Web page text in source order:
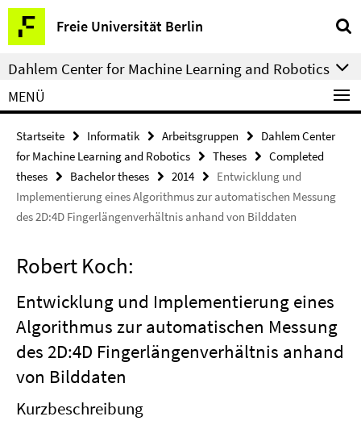
Springe
direkt
zu
Inhalt
Freie Universität Berlin
Service-
Navigation
Dahlem Center for Machine Learning and Robotics
MENÜ
Startseite Informatik Arbeitsgruppen
Dahlem Center
for Machine Learning and Robotics
Theses
Completed
theses
Bachelor theses 2014
Entwicklung und
Implementierung eines Algorithmus zur automatischen Messung
des 2D:4D Fingerlängenverhältnis anhand von Bilddaten
Robert Koch:
Entwicklung und Implementierung eines
Algorithmus zur automatischen Messung
des 2D:4D Fingerlängenverhältnis anhand
von Bilddaten
Kurzbeschreibung